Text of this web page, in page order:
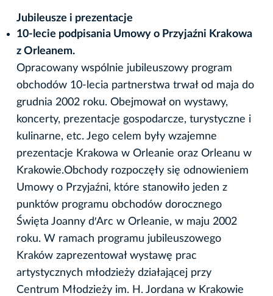
Jubileusze i prezentacje
10-lecie podpisania Umowy o Przyjaźni Krakowa
z Orleanem.
Opracowany wspólnie jubileuszowy program
obchodów 10-lecia partnerstwa trwał od maja do
grudnia 2002 roku. Obejmował on wystawy,
koncerty, prezentacje gospodarcze, turystyczne i
kulinarne, etc. Jego celem były wzajemne
prezentacje Krakowa w Orleanie oraz Orleanu w
Krakowie.Obchody rozpoczęły się odnowieniem
Umowy o Przyjaźni, które stanowiło jeden z
punktów programu obchodów dorocznego
Święta Joanny d′Arc w Orleanie, w maju 2002
roku. W ramach programu jubileuszowego
Kraków zaprezentował wystawę prac
artystycznych młodzieży działającej przy
Centrum Młodzieży im. H. Jordana w Krakowie